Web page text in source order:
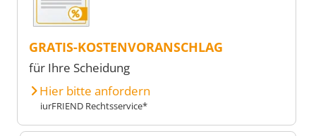
GRATIS-KOSTENVORANSCHLAG
für Ihre Scheidung
Hier bitte anfordern
iurFRIEND Rechtsservice*